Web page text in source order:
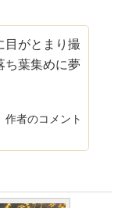
目がとまり撮
ち葉集めに夢
作者のコメント